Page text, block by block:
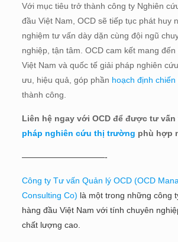
Với mục tiêu trở thành công ty Nghiên
đầu Việt Nam, OCD sẽ tiếp tục phát huy
nghiệm tư vấn dày dặn cùng đội ngũ
nghiệp, tận tâm. OCD cam kết mang
Việt Nam và quốc tế giải pháp nghiên
ưu, hiệu quả, góp phần hoạch định
thành công.
Liên hệ ngay với OCD để được tư vấn
pháp nghiên cứu thị trường phù hợp
——————————-
Công ty Tư vấn Quản lý OCD (OCD
Consulting Co) là một trong những công
hàng đầu Việt Nam với tính chuyên
chất lượng cao.